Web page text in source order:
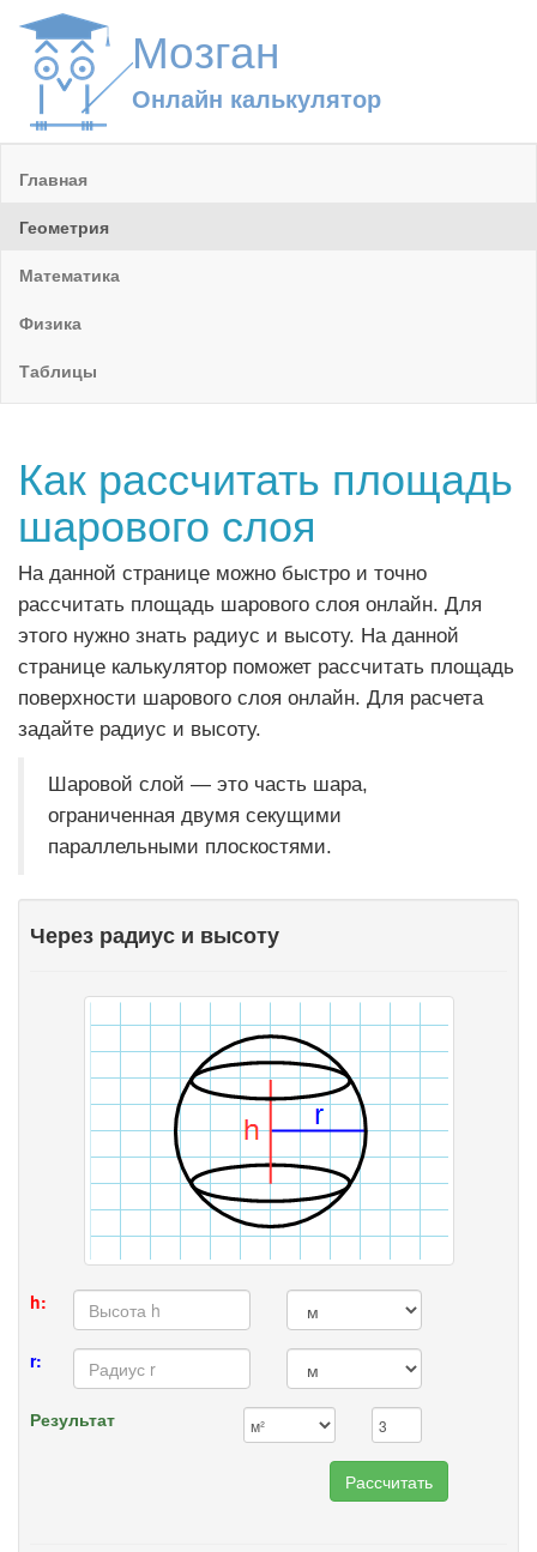
Мозган
Онлайн калькулятор
Главная
Геометрия
Математика
Физика
Таблицы
Как рассчитать площадь
шарового слоя
На данной странице можно быстро и точно
рассчитать площадь шарового слоя онлайн. Для
этого нужно знать радиус и высоту. На данной
странице калькулятор поможет рассчитать площадь
поверхности шарового слоя онлайн. Для расчета
задайте радиус и высоту.
Шаровой слой — это часть шара,
ограниченная двумя секущими
параллельными плоскостями.
Через радиус и высоту
h:
r:
Результат